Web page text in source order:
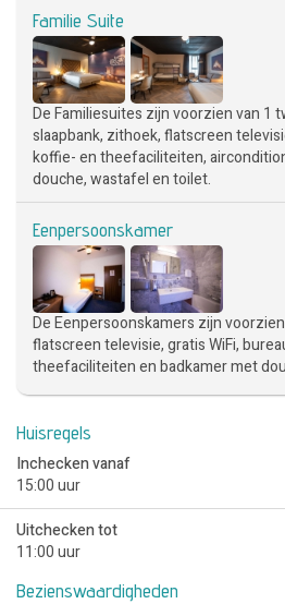
Familie Suite
De Familiesuites zijn voorzien van 1
slaapbank, zithoek, flatscreen
koffie- en theefaciliteiten,
douche, wastafel en toilet.
Eenpersoonskamer
De Eenpersoonskamers zijn
flatscreen televisie, gratis WiFi,
theefaciliteiten en badkamer met
Huisregels
Inchecken vanaf
15:00 uur
Uitchecken tot
11:00 uur
Bezienswaardigheden